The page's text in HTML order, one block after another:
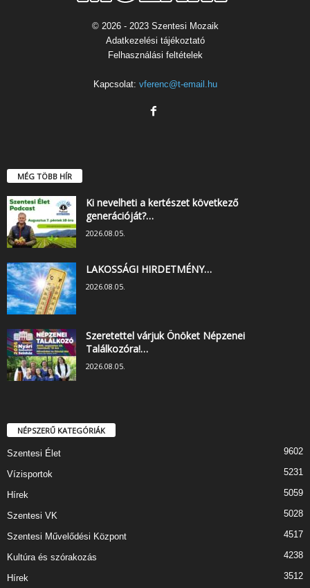
© 2026 - 2023 Szentesi Mozaik
Adatkezelési tájékoztató
Felhasználási feltételek
Kapcsolat: vferenc@t-email.hu
MÉG TÖBB HÍR
Ki nevelheti a kertészet következő
generációját?…
2026.08.05.
LAKOSSÁGI HIRDETMÉNY…
2026.08.05.
Szeretettel várjuk Önöket Népzenei
Találkozóra!…
2026.08.05.
NÉPSZERŰ KATEGÓRIÁK
Szentesi Élet 9602
Vízisportok 5231
Hírek 5059
Szentesi VK 5028
Szentesi Művelődési Központ 4517
Kultúra és szórakozás 4238
Hírek 3512